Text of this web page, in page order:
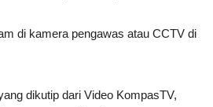
di kamera pengawas atau CCTV di
dikutip dari Video KompasTV,